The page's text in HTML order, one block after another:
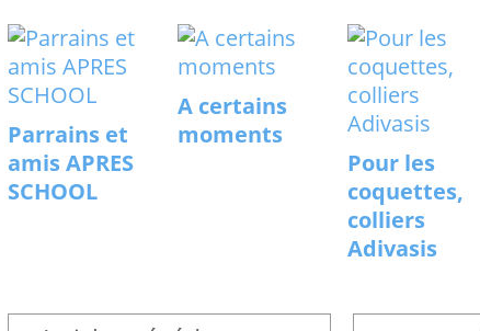
Parrains et
amis APRES
SCHOOL
A certains
moments
Pour les
coquettes,
colliers
Adivasis